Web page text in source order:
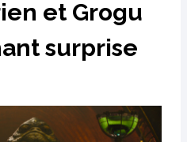
et Grogu
surprise